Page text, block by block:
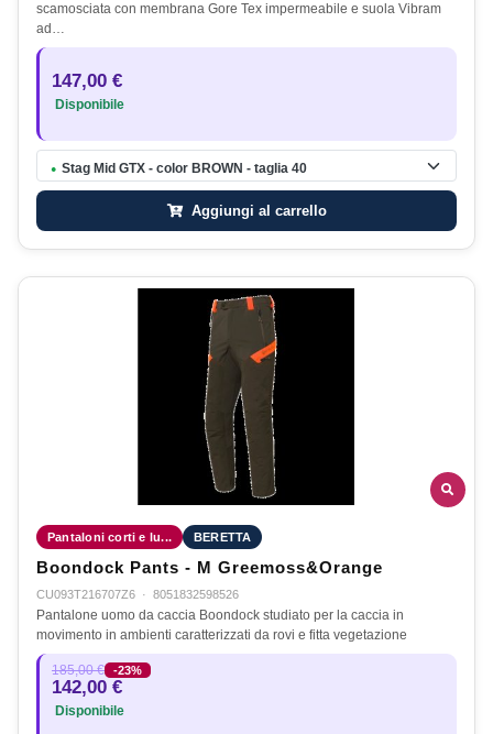
scamosciata con membrana Gore Tex impermeabile e suola Vibram
ad…
147,00 €
Disponibile
● Stag Mid GTX - color BROWN - taglia 40
Aggiungi al carrello
Pantaloni corti e lu... BERETTA
Boondock Pants - M Greemoss&Orange
CU093T216707Z6 · 8051832598526
Pantalone uomo da caccia Boondock studiato per la caccia in
movimento in ambienti caratterizzati da rovi e fitta vegetazione
185,00 € -23%
142,00 €
Disponibile